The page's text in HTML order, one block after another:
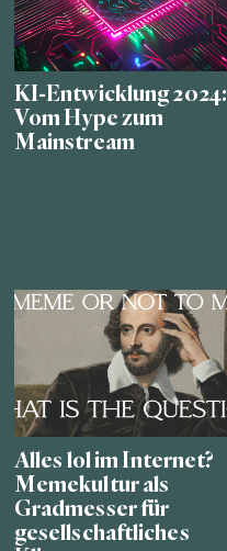
KI-Entwicklung 2024:
Vom Hype zum
Mainstream
Alles lol im Internet?
Memekultur als
Gradmesser für
gesellschaftliches